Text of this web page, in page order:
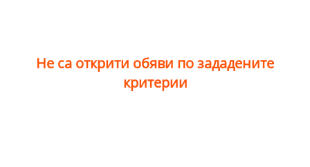
Не са открити обяви по зададените
критерии